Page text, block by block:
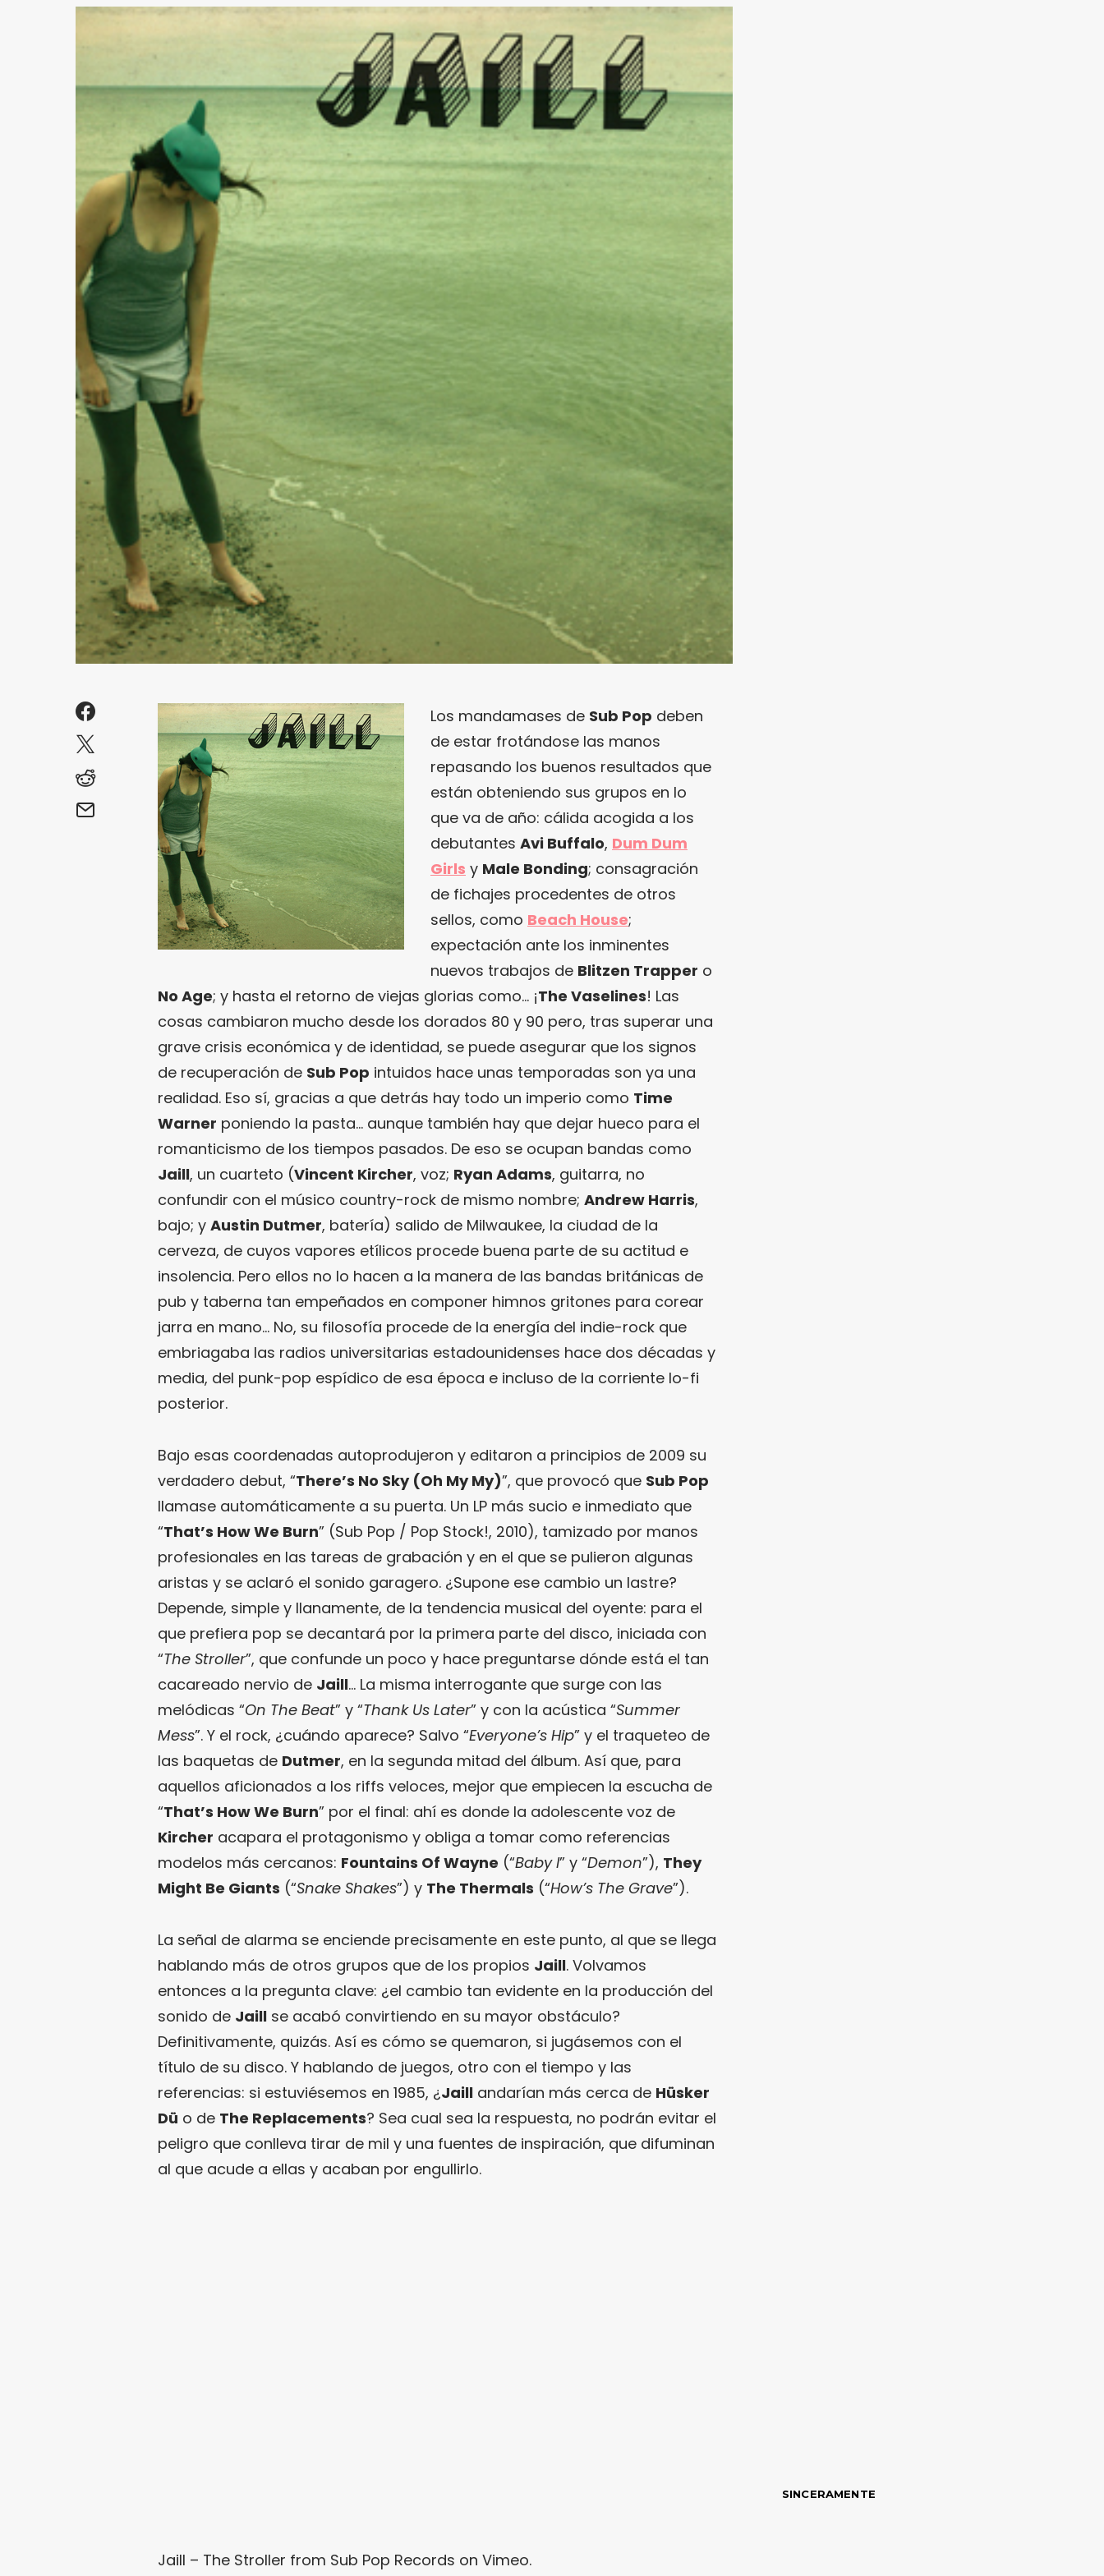
Los mandamases de Sub Pop deben
de estar frotándose las manos
repasando los buenos resultados que
están obteniendo sus grupos en lo
que va de año: cálida acogida a los
debutantes Avi Buffalo, Dum Dum
Girls y Male Bonding; consagración
de fichajes procedentes de otros
sellos, como Beach House;
expectación ante los inminentes
nuevos trabajos de Blitzen Trapper o
No Age; y hasta el retorno de viejas glorias como… ¡The Vaselines! Las
cosas cambiaron mucho desde los dorados 80 y 90 pero, tras superar una
grave crisis económica y de identidad, se puede asegurar que los signos
de recuperación de Sub Pop intuidos hace unas temporadas son ya una
realidad. Eso sí, gracias a que detrás hay todo un imperio como Time
Warner poniendo la pasta… aunque también hay que dejar hueco para el
romanticismo de los tiempos pasados. De eso se ocupan bandas como
Jaill, un cuarteto (Vincent Kircher, voz; Ryan Adams, guitarra, no
confundir con el músico country-rock de mismo nombre; Andrew Harris,
bajo; y Austin Dutmer, batería) salido de Milwaukee, la ciudad de la
cerveza, de cuyos vapores etílicos procede buena parte de su actitud e
insolencia. Pero ellos no lo hacen a la manera de las bandas británicas de
pub y taberna tan empeñados en componer himnos gritones para corear
jarra en mano… No, su filosofía procede de la energía del indie-rock que
embriagaba las radios universitarias estadounidenses hace dos décadas y
media, del punk-pop espídico de esa época e incluso de la corriente lo-fi
posterior.
Bajo esas coordenadas autoprodujeron y editaron a principios de 2009 su
verdadero debut, “There’s No Sky (Oh My My)”, que provocó que Sub Pop
llamase automáticamente a su puerta. Un LP más sucio e inmediato que
“That’s How We Burn” (Sub Pop / Pop Stock!, 2010), tamizado por manos
profesionales en las tareas de grabación y en el que se pulieron algunas
aristas y se aclaró el sonido garagero. ¿Supone ese cambio un lastre?
Depende, simple y llanamente, de la tendencia musical del oyente: para el
que prefiera pop se decantará por la primera parte del disco, iniciada con
“The Stroller”, que confunde un poco y hace preguntarse dónde está el tan
cacareado nervio de Jaill… La misma interrogante que surge con las
melódicas “On The Beat” y “Thank Us Later” y con la acústica “Summer
Mess”. Y el rock, ¿cuándo aparece? Salvo “Everyone’s Hip” y el traqueteo de
las baquetas de Dutmer, en la segunda mitad del álbum. Así que, para
aquellos aficionados a los riffs veloces, mejor que empiecen la escucha de
“That’s How We Burn” por el final: ahí es donde la adolescente voz de
Kircher acapara el protagonismo y obliga a tomar como referencias
modelos más cercanos: Fountains Of Wayne (“Baby I” y “Demon”), They
Might Be Giants (“Snake Shakes”) y The Thermals (“How’s The Grave”).
La señal de alarma se enciende precisamente en este punto, al que se llega
hablando más de otros grupos que de los propios Jaill. Volvamos
entonces a la pregunta clave: ¿el cambio tan evidente en la producción del
sonido de Jaill se acabó convirtiendo en su mayor obstáculo?
Definitivamente, quizás. Así es cómo se quemaron, si jugásemos con el
título de su disco. Y hablando de juegos, otro con el tiempo y las
referencias: si estuviésemos en 1985, ¿Jaill andarían más cerca de Hüsker
Dü o de The Replacements? Sea cual sea la respuesta, no podrán evitar el
peligro que conlleva tirar de mil y una fuentes de inspiración, que difuminan
al que acude a ellas y acaban por engullirlo.
Jaill – The Stroller from Sub Pop Records on Vimeo.
SINCERAMENTE